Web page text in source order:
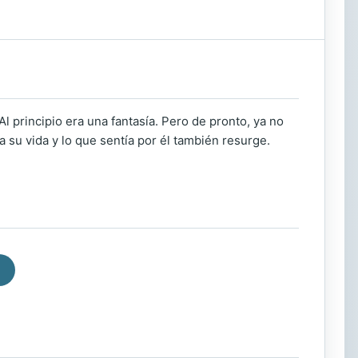
principio era una fantasía. Pero de pronto, ya no
su vida y lo que sentía por él también resurge.